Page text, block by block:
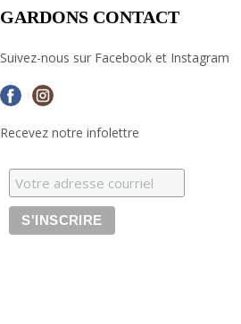
GARDONS CONTACT
Suivez-nous sur Facebook et Instagram
Recevez notre infolettre